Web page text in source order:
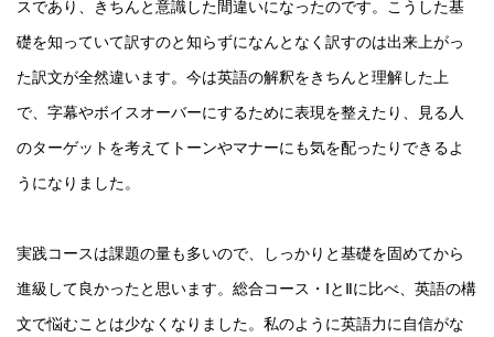
スであり、きちんと意識した間違いになったのです。こうした基
礎を知っていて訳すのと知らずになんとなく訳すのは出来上がっ
た訳文が全然違います。今は英語の解釈をきちんと理解した上
で、字幕やボイスオーバーにするために表現を整えたり、見る人
のターゲットを考えてトーンやマナーにも気を配ったりできるよ
うになりました。
実践コースは課題の量も多いので、しっかりと基礎を固めてから
進級して良かったと思います。総合コース・ⅠとⅡに比べ、英語の構
文で悩むことは少なくなりました。私のように英語力に自信がな